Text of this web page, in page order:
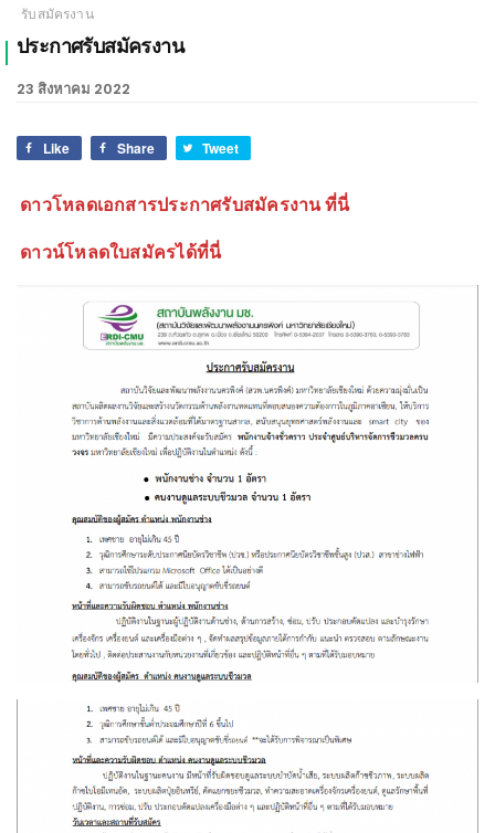
รับสมัครงาน
ประกาศรับสมัครงาน
23 สิงหาคม 2022
Like Share Tweet
ดาวโหลดเอกสารประกาศรับสมัครงาน ที่นี่
ดาวน์โหลดใบสมัครได้ที่นี่